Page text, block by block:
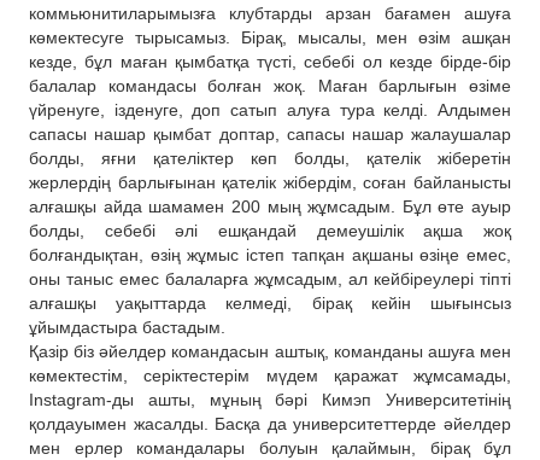
коммьюнитиларымызға клубтарды арзан бағамен ашуға
көмектесуге тырысамыз. Бірақ, мысалы, мен өзім ашқан
кезде, бұл маған қымбатқа түсті, себебі ол кезде бірде-бір
балалар командасы болған жоқ. Маған барлығын өзіме
үйренуге, ізденуге, доп сатып алуға тура келді. Алдымен
сапасы нашар қымбат доптар, сапасы нашар жалаушалар
болды, яғни қателіктер көп болды, қателік жіберетін
жерлердің барлығынан қателік жібердім, соған байланысты
алғашқы айда шамамен 200 мың жұмсадым. Бұл өте ауыр
болды, себебі әлі ешқандай демеушілік ақша жоқ
болғандықтан, өзің жұмыс істеп тапқан ақшаны өзіңе емес,
оны таныс емес балаларға жұмсадым, ал кейбіреулері тіпті
алғашқы уақыттарда келмеді, бірақ кейін шығынсыз
ұйымдастыра бастадым.
Қазір біз әйелдер командасын аштық, команданы ашуға мен
көмектестім, серіктестерім мүдем қаражат жұмсамады,
Instagram-ды ашты, мұның бәрі Кимэп Университетінің
қолдауымен жасалды. Басқа да университеттерде әйелдер
мен ерлер командалары болуын қалаймын, бірақ бұл